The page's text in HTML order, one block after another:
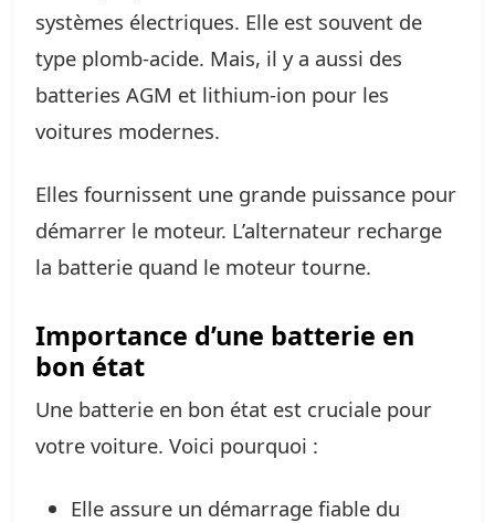
systèmes électriques. Elle est souvent de
type plomb-acide. Mais, il y a aussi des
batteries AGM et lithium-ion pour les
voitures modernes.
Elles fournissent une grande puissance pour
démarrer le moteur. L’alternateur recharge
la batterie quand le moteur tourne.
Importance d’une batterie en
bon état
Une batterie en bon état est cruciale pour
votre voiture. Voici pourquoi :
Elle assure un démarrage fiable du